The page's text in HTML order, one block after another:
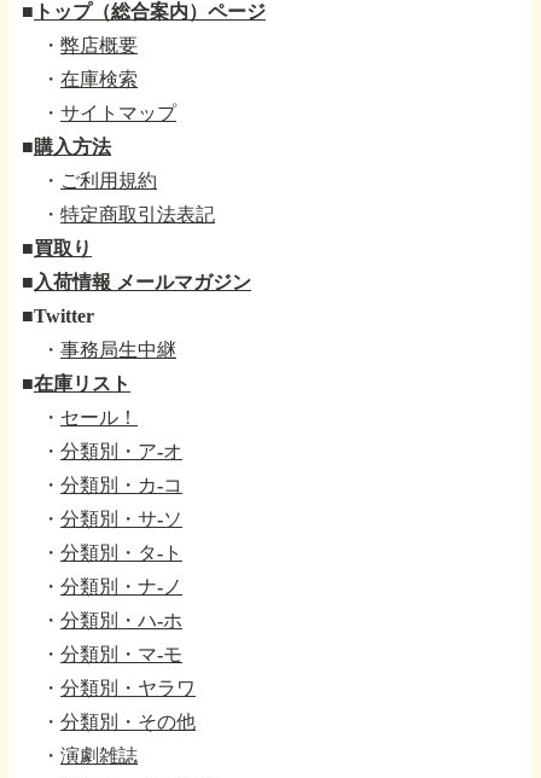
■ トップ（総合案内）ページ
・ 弊店概要
・ 在庫検索
・ サイトマップ
■購入方法
・ ご利用規約
・ 特定商取引法表記
■買取り
■ 入荷情報 メールマガジン
■Twitter
・ 事務局生中継
■在庫リスト
・ セール！
・ 分類別・ア-オ
・ 分類別・カ-コ
・ 分類別・サ-ソ
・ 分類別・タ-ト
・ 分類別・ナ-ノ
・ 分類別・ハ-ホ
・ 分類別・マ-モ
・ 分類別・ヤラワ
・ 分類別・その他
・ 演劇雑誌